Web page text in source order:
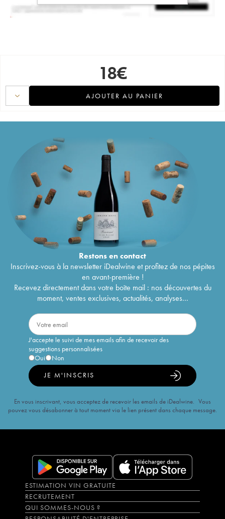
18€
AJOUTER AU PANIER
Restons encontact
Inscrivez-vous à la newsletter iDealwine et profitez de nos pépites
en avant-première !
Recevez directement dans votre boîte mail : nos découvertes du
moment, ventes exclusives, actualités, analyses...
J'accepte le suivi de mes emails afin de recevoir des
suggestions personnalisées
Oui
Non
JE M'INSCRIS
En vous inscrivant, vous acceptez de recevoir les emails de iDealwine. Vous
pouvez vous désabonner à tout moment via le lien présent dans chaque message.
ESTIMATION VIN GRATUITE
RECRUTEMENT
QUI SOMMES-NOUS ?